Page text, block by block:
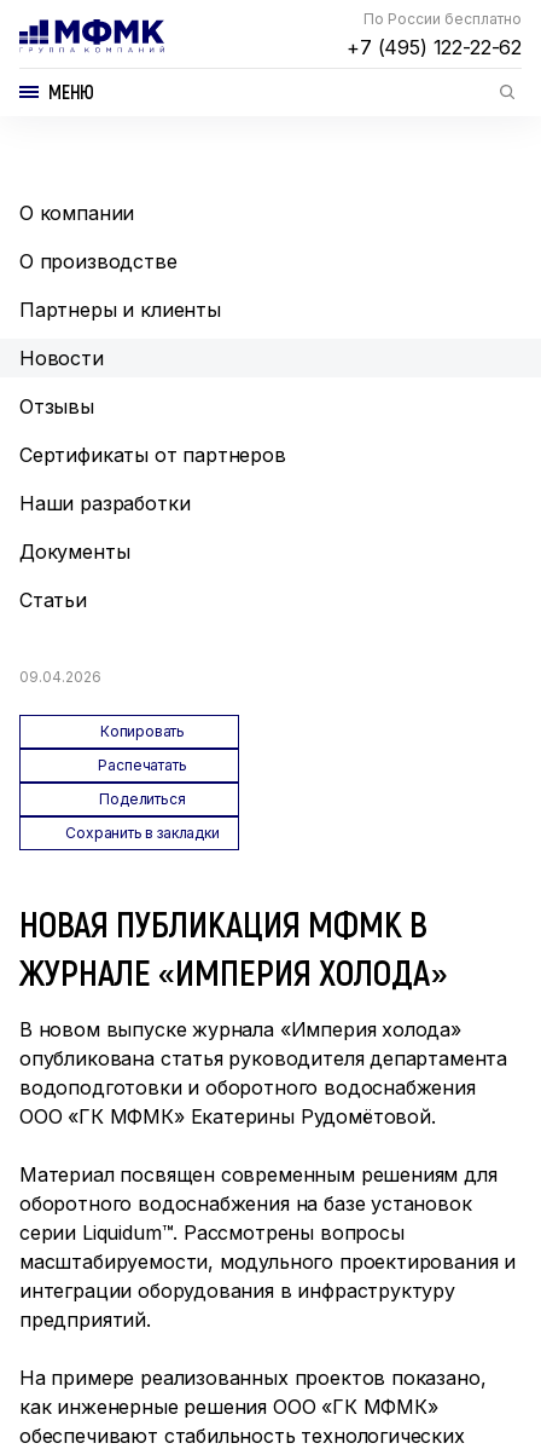
По России бесплатно
+7 (495) 122-22-62
МЕНЮ
О компании
О производстве
Партнеры и клиенты
Новости
Отзывы
Сертификаты от партнеров
Наши разработки
Документы
Статьи
09.04.2026
Копировать
Распечатать
Поделиться
Сохранить в закладки
НОВАЯ ПУБЛИКАЦИЯ МФМК В
ЖУРНАЛЕ «ИМПЕРИЯ ХОЛОДА»
В новом выпуске журнала «Империя холода»
опубликована статья руководителя департамента
водоподготовки и оборотного водоснабжения
ООО «ГК МФМК» Екатерины Рудомётовой.
Материал посвящен современным решениям для
оборотного водоснабжения на базе установок
серии Liquidum™. Рассмотрены вопросы
масштабируемости, модульного проектирования и
интеграции оборудования в инфраструктуру
предприятий.
На примере реализованных проектов показано,
как инженерные решения ООО «ГК МФМК»
обеспечивают стабильность технологических